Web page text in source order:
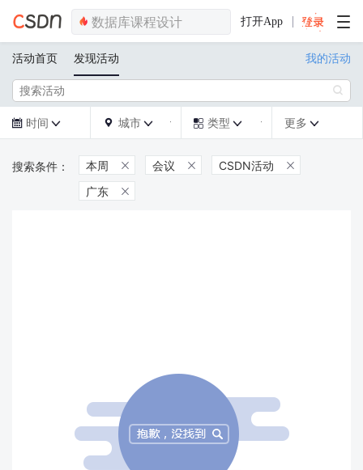
打开App
活动首页 发现活动 我的活动

 时间   城市   类型  更多 
本周  会议  CSDN活动 
广东 